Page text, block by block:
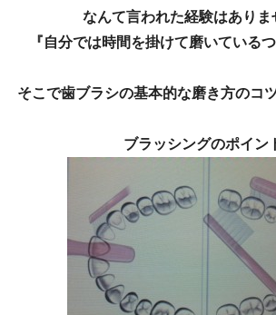
なんて言われた経験はありま
『自分では時間を掛けて磨いている
そこで歯ブラシの基本的な磨き方のコ
ブラッシングのポイン